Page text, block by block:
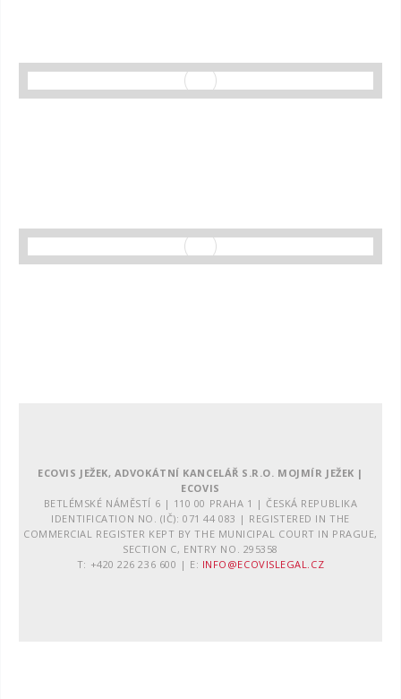
ECOVIS JEŽEK, ADVOKÁTNÍ KANCELÁŘ S.R.O. MOJMÍR JEŽEK |
ECOVIS
BETLÉMSKÉ NÁMĚSTÍ 6 | 110 00 PRAHA 1 | ČESKÁ REPUBLIKA
IDENTIFICATION NO. (IČ): 071 44 083 | REGISTERED IN THE
COMMERCIAL REGISTER KEPT BY THE MUNICIPAL COURT IN PRAGUE,
SECTION C, ENTRY NO. 295358
T: +420 226 236 600 | E: INFO@ECOVISLEGAL.CZ